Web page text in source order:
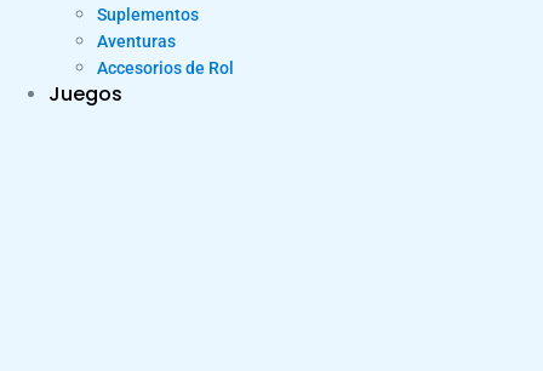
Suplementos
Aventuras
Accesorios de Rol
Juegos